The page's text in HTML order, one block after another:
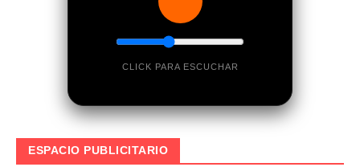
CLICK PARA ESCUCHAR
ESPACIO PUBLICITARIO